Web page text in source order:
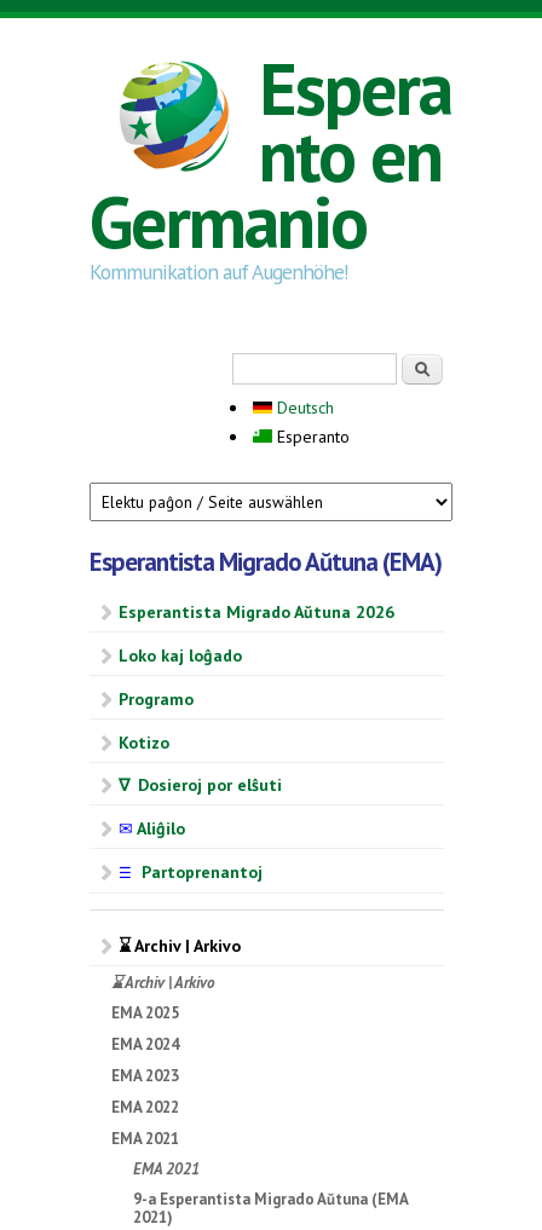
Skip to main content
Espera
nto en
Germanio
Kommunikation auf Augenhöhe!
Deutsch
Esperanto
Esperantista Migrado Aŭtuna (EMA)
Esperantista Migrado Aŭtuna 2026
Loko kaj loĝado
Programo
Kotizo
∇ Dosieroj por elŝuti
✉ Aliĝilo
☰ Partoprenantoj
⌛ Archiv | Arkivo
⌛ Archiv | Arkivo
EMA 2025
EMA 2024
EMA 2023
EMA 2022
EMA 2021
EMA 2021
9-a Esperantista Migrado Aŭtuna (EMA
2021)